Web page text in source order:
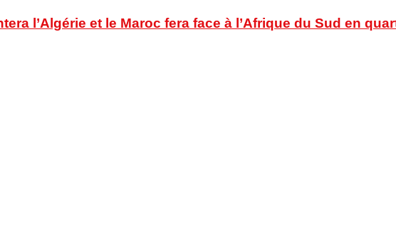
l’Algérie et le Maroc fera face à l’Afrique du Sud en